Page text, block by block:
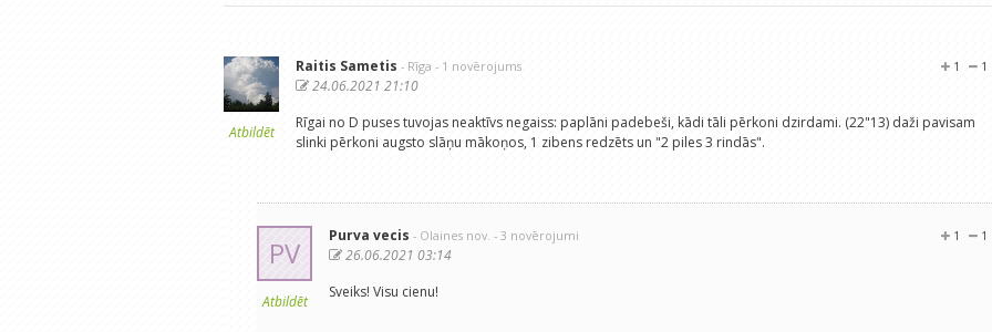
Atbildēt
Raitis Sametis - Rīga - 1 novērojums 1
1
24.06.2021 21:10
Rīgai no D puses tuvojas neaktīvs negaiss: paplāni padebeši, kādi tāli pērkoni dzirdami. (22"13) daži pavisam
slinki pērkoni augsto slāņu mākoņos, 1 zibens redzēts un "2 piles 3 rindās".
PV
Atbildēt
Purva vecis - Olaines nov. - 3 novērojumi 1
1
26.06.2021 03:14
Sveiks! Visu cienu!